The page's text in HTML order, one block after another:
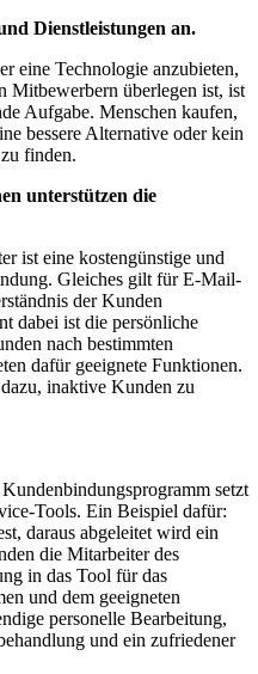
Dienstleistungen an.
eine Technologie anzubieten,
Mitbewerbern überlegen ist, ist
Aufgabe. Menschen kaufen,
bessere Alternative oder kein
finden.
unterstützen die
ist eine kostengünstige und
Gleiches gilt für E-Mail-
der Kunden
dabei ist die persönliche
nach bestimmten
dafür geeignete Funktionen.
inaktive Kunden zu
setzt
Tools. Ein Beispiel dafür:
daraus abgeleitet wird ein
die Mitarbeiter des
in das Tool für das
und dem geeigneten
personelle Bearbeitung,
und ein zufriedener